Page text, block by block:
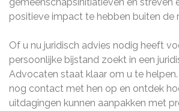
positieve impact te hebben buiten de
Of u nu juridisch advies nodig heeft
persoonlijke bijstand zoekt in een
Advocaten staat klaar om u te
nog contact met hen op en ontdek
uitdagingen kunnen aanpakken met